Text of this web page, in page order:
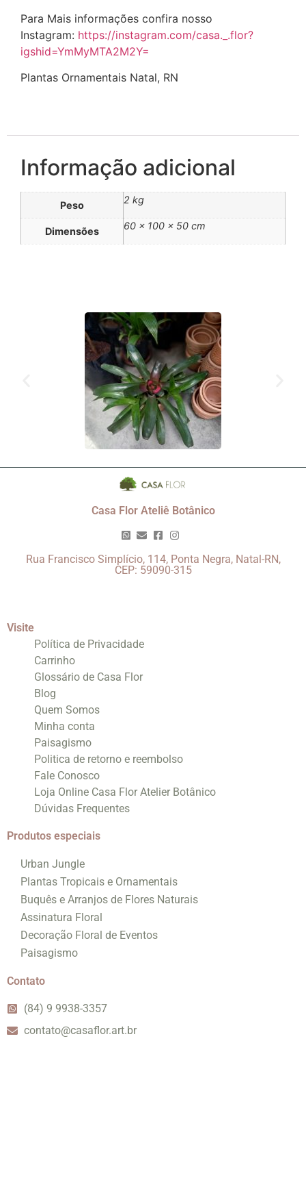
Para Mais informações confira nosso
Instagram: https://instagram.com/casa._.flor?
igshid=YmMyMTA2M2Y=
Plantas Ornamentais Natal, RN
Informação adicional
Peso 2 kg
Dimensões 60 × 100 × 50 cm
Casa Flor Ateliê Botânico
Rua Francisco Simplício, 114, Ponta Negra, Natal-RN,
CEP: 59090-315
Visite
Política de Privacidade
Carrinho
Glossário de Casa Flor
Blog
Quem Somos
Minha conta
Paisagismo
Politica de retorno e reembolso
Fale Conosco
Loja Online Casa Flor Atelier Botânico
Dúvidas Frequentes
Produtos especiais
Urban Jungle
Plantas Tropicais e Ornamentais
Buquês e Arranjos de Flores Naturais
Assinatura Floral
Decoração Floral de Eventos
Paisagismo
Contato
(84) 9 9938-3357
contato@casaflor.art.br